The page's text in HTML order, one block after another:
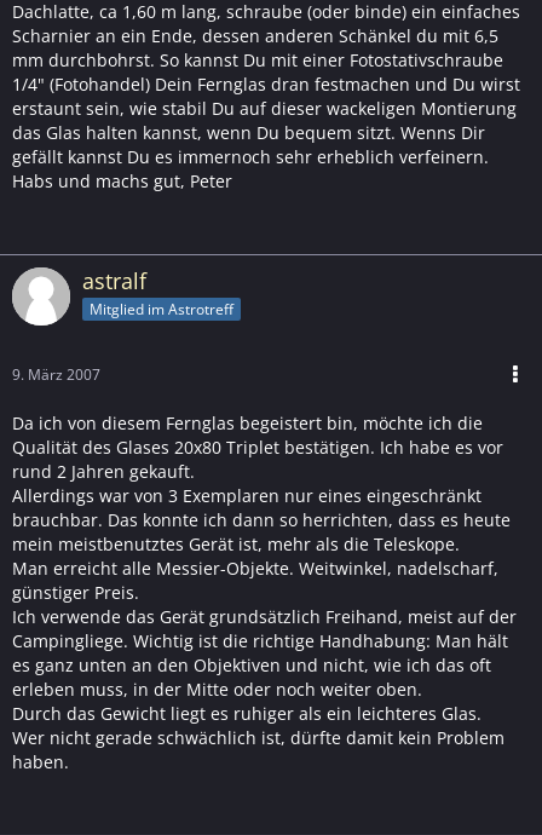
Dachlatte, ca 1,60 m lang, schraube (oder binde) ein einfaches
Scharnier an ein Ende, dessen anderen Schänkel du mit 6,5
mm durchbohrst. So kannst Du mit einer Fotostativschraube
1/4" (Fotohandel) Dein Fernglas dran festmachen und Du wirst
erstaunt sein, wie stabil Du auf dieser wackeligen Montierung
das Glas halten kannst, wenn Du bequem sitzt. Wenns Dir
gefällt kannst Du es immernoch sehr erheblich verfeinern.
Habs und machs gut, Peter
astralf
Mitglied im Astrotreff
9. März 2007
Da ich von diesem Fernglas begeistert bin, möchte ich die
Qualität des Glases 20x80 Triplet bestätigen. Ich habe es vor
rund 2 Jahren gekauft.
Allerdings war von 3 Exemplaren nur eines eingeschränkt
brauchbar. Das konnte ich dann so herrichten, dass es heute
mein meistbenutztes Gerät ist, mehr als die Teleskope.
Man erreicht alle Messier-Objekte. Weitwinkel, nadelscharf,
günstiger Preis.
Ich verwende das Gerät grundsätzlich Freihand, meist auf der
Campingliege. Wichtig ist die richtige Handhabung: Man hält
es ganz unten an den Objektiven und nicht, wie ich das oft
erleben muss, in der Mitte oder noch weiter oben.
Durch das Gewicht liegt es ruhiger als ein leichteres Glas.
Wer nicht gerade schwächlich ist, dürfte damit kein Problem
haben.